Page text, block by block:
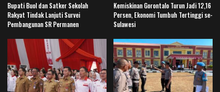
Bupati Buol dan Satker Sekolah
Rakyat Tindak Lanjuti Survei
Pembangunan SR Permanen
Kemiskinan Gorontalo Turun Jadi 12,16
Persen, Ekonomi Tumbuh Tertinggi se-
Sulawesi